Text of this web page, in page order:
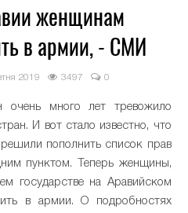
женщинам
в армии, - СМИ
2019 3497 0
очень много лет тревожило
И вот стало известно, что
решили пополнить список прав
пунктом. Теперь женщины,
государстве на Аравийском
в армии. О подробностях